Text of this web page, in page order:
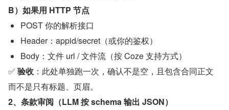
B）如果用 HTTP 节点
POST 你的解析接口
Header：appid/secret（或你的鉴权）
Body：文件 url / 文件流（按 Coze 支持方式）
✅ 验收 ：此处单独跑一次，确认不是空，且包含合同正文
而不是只有标题、页眉。
2、条款审阅（LLM 按 schema 输出 JSON）